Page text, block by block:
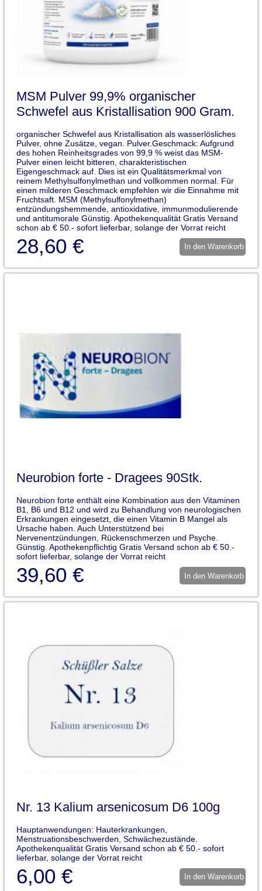
MSM Pulver 99,9% organischer
Schwefel aus Kristallisation 900 Gram.
organischer Schwefel aus Kristallisation als wasserlösliches
Pulver, ohne Zusätze, vegan. Pulver.Geschmack: Aufgrund
des hohen Reinheitsgrades von 99,9 % weist das MSM-
Pulver einen leicht bitteren, charakteristischen
Eigengeschmack auf. Dies ist ein Qualitätsmerkmal von
reinem Methylsulfonylmethan und vollkommen normal. Für
einen milderen Geschmack empfehlen wir die Einnahme mit
Fruchtsaft. MSM (Methylsulfonylmethan)
entzündungshemmende, antioxidative, immunmodulierende
und antitumorale Günstig. Apothekenqualität Gratis Versand
schon ab € 50.- sofort lieferbar, solange der Vorrat reicht
28,60 € In den Warenkorb
Neurobion forte - Dragees 90Stk.
Neurobion forte enthält eine Kombination aus den Vitaminen
B1, B6 und B12 und wird zu Behandlung von neurologischen
Erkrankungen eingesetzt, die einen Vitamin B Mangel als
Ursache haben. Auch Unterstützend bei
Nervenentzündungen, Rückenschmerzen und Psyche.
Günstig. Apothekenpflichtig Gratis Versand schon ab € 50.-
sofort lieferbar, solange der Vorrat reicht
39,60 € In den Warenkorb
Nr. 13 Kalium arsenicosum D6 100g
Hauptanwendungen: Hauterkrankungen,
Menstruationsbeschwerden, Schwächezustände.
Apothekenqualität Gratis Versand schon ab € 50.- sofort
lieferbar, solange der Vorrat reicht
6,00 € In den Warenkorb